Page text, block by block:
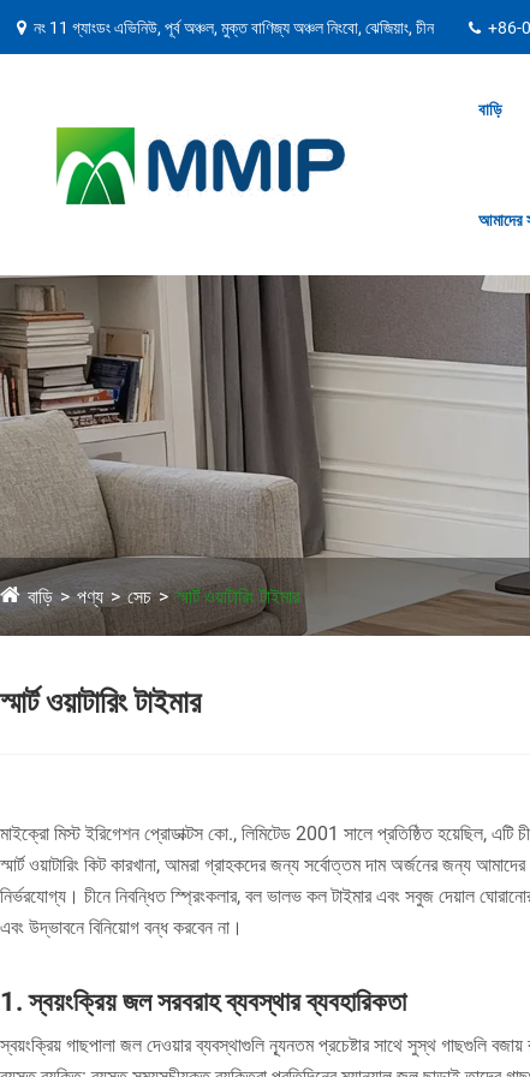
নং 11 গ্যাংডং এভিনিউ, পূর্ব অঞ্চল, মুক্ত বাণিজ্য অঞ্চল নিংবো, ঝেজিয়াং, চীন +86-
বাড়ি
আমাদের
বাড়ি পণ্য সেচ স্মার্ট ওয়াটারিং টাইমার
স্মার্ট ওয়াটারিং টাইমার
মাইক্রো মিস্ট ইরিগেশন প্রোডাক্টস কো., লিমিটেড 2001 সালে প্রতিষ্ঠিত হয়েছিল, এটি
স্মার্ট ওয়াটারিং কিট কারখানা, আমরা গ্রাহকদের জন্য সর্বোত্তম দাম অর্জনের জন্য
নির্ভরযোগ্য। চীনে নিবন্ধিত স্প্রিংকলার, বল ভালভ কল টাইমার এবং সবুজ দেয়াল
এবং উদ্ভাবনে বিনিয়োগ বন্ধ করবেন না।
1. স্বয়ংক্রিয় জল সরবরাহ ব্যবস্থার ব্যবহারিকতা
স্বয়ংক্রিয় গাছপালা জল দেওয়ার ব্যবস্থাগুলি ন্যূনতম প্রচেষ্টার সাথে সুস্থ গাছগুলি